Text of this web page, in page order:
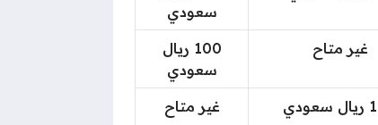
سعودي
غير متاح
100 ريال
سعودي
غير متاح